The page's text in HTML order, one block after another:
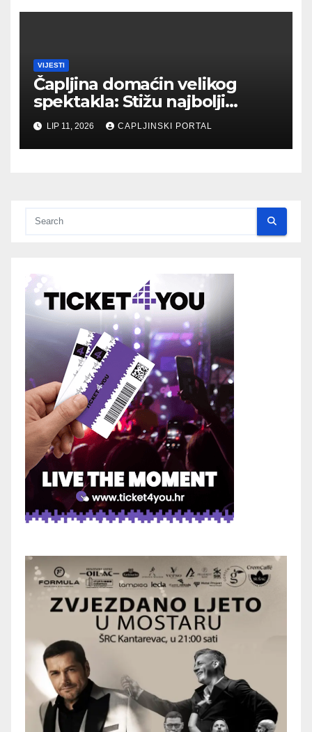
VIJESTI
Čapljina domaćin velikog
spektakla: Stižu najbolji
biciklisti Balkana
LIP 11, 2026 CAPLJINSKI PORTAL